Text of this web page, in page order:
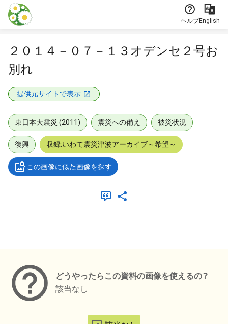
本文に飛ぶ
ヘルプEnglish
２０１４－０７－１３オデンセ２号お
別れ
提供元サイトで表示
東日本大震災 (2011) 震災への備え 被災状況
復興 収録:いわて震災津波アーカイブ～希望～
この画像に似た画像を探す
どうやったらこの資料の画像を使えるの？
該当なし